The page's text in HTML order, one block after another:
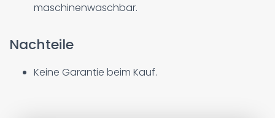
maschinenwaschbar.
Nachteile
Keine Garantie beim Kauf.